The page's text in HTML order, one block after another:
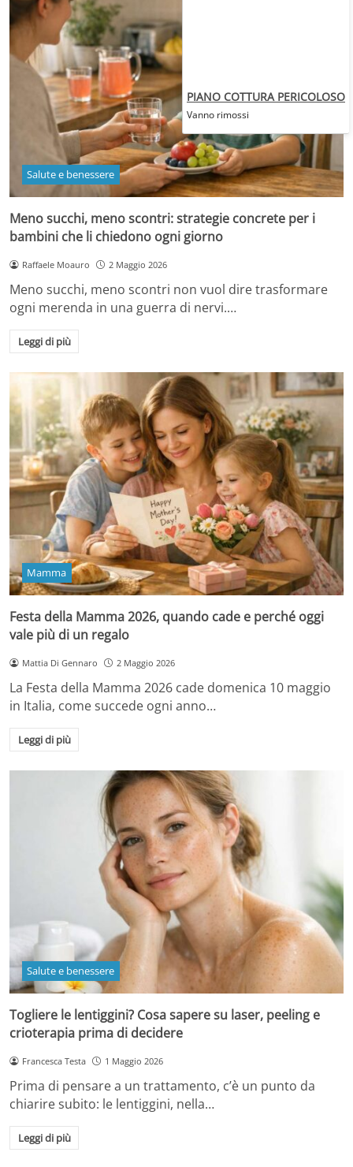
Salute e benessere
Meno succhi, meno scontri: strategie concrete per i
bambini che li chiedono ogni giorno
Raffaele Moauro 2 Maggio 2026
Meno succhi, meno scontri non vuol dire trasformare
ogni merenda in una guerra di nervi.…
Leggi di più
Mamma
Festa della Mamma 2026, quando cade e perché oggi
vale più di un regalo
Mattia Di Gennaro 2 Maggio 2026
La Festa della Mamma 2026 cade domenica 10 maggio
in Italia, come succede ogni anno…
Leggi di più
Salute e benessere
Togliere le lentiggini? Cosa sapere su laser, peeling e
crioterapia prima di decidere
Francesca Testa 1 Maggio 2026
Prima di pensare a un trattamento, c’è un punto da
chiarire subito: le lentiggini, nella…
Leggi di più
PIANO COTTURA PERICOLOSO
Vanno rimossi